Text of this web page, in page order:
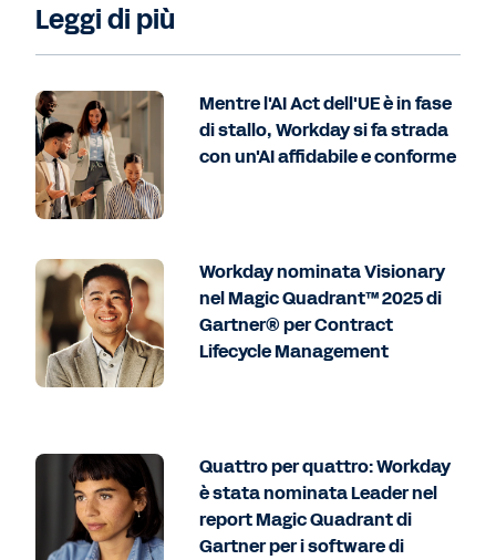
Leggi di più
Mentre l'AI Act dell'UE è in fase
di stallo, Workday si fa strada
con un'AI affidabile e conforme
Workday nominata Visionary
nel Magic Quadrant™ 2025 di
Gartner® per Contract
Lifecycle Management
Quattro per quattro: Workday
è stata nominata Leader nel
report Magic Quadrant di
Gartner per i software di